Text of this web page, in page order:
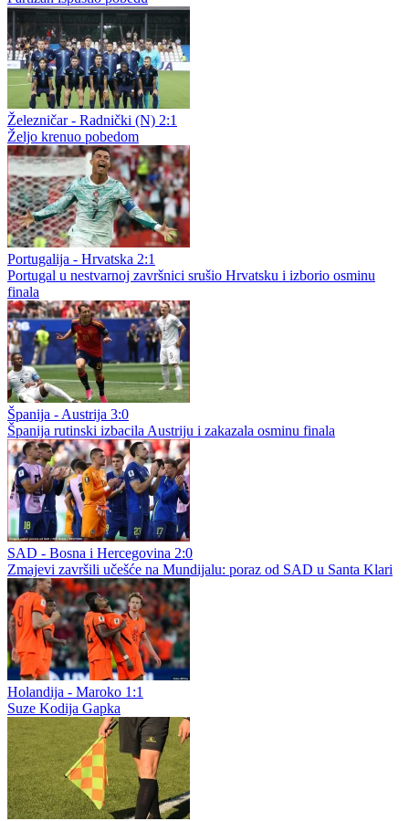
Železničar - Radnički (N) 2:1
Željo krenuo pobedom
Portugalija - Hrvatska 2:1
Portugal u nestvarnoj završnici srušio Hrvatsku i izborio osminu
finala
Španija - Austrija 3:0
Španija rutinski izbacila Austriju i zakazala osminu finala
SAD - Bosna i Hercegovina 2:0
Zmajevi završili učešće na Mundijalu: poraz od SAD u Santa Klari
Holandija - Maroko 1:1
Suze Kodija Gapka